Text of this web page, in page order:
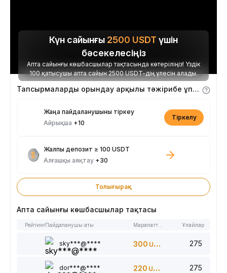
Күн сайынғы 2500 USDT үшін
бәсекелесіңіз
Апта сайынғы көшбасшылар тақтасында көтеріліңіз! Үздік
100 қатысушы апта сайын 2500 USDT-дің үлесін алады.
Тапсырмаларды орындау арқылы тәжірибе ұпайларын алыңыз
Жаңа пайдаланушыны тіркеу
Айрықша +10
Тіркелу
Жалпы депозит ≥ 100 USDT
Алғашқы аяқтау +30
Толығырақ
Апта сайынғы көшбасшылар тақтасы
РейтингПайдаланушы аты Ұпайлар
sky***@**** 300 USDT 275
dor***@**** 220 USDT 275